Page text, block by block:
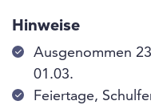
Hinweise
Ausgenommen
01.03.
Feiertage,